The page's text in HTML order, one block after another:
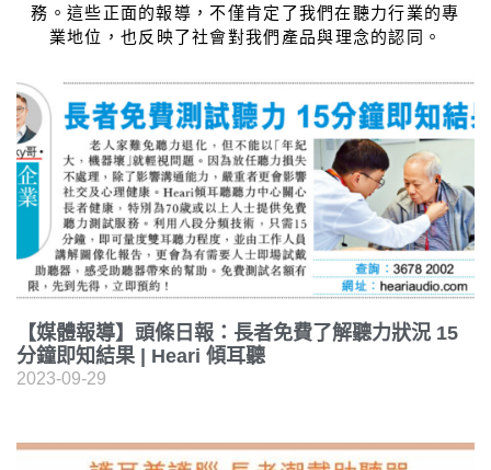
務。這些正面的報導，不僅肯定了我們在聽力行業的專
業地位，也反映了社會對我們產品與理念的認同。
【媒體報導】頭條日報：長者免費了解聽力狀況 15
分鐘即知結果 | Heari 傾耳聽
2023-09-29